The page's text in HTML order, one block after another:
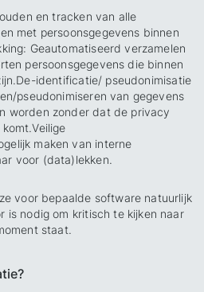
en tracken van alle
met persoonsgegevens binnen
: Geautomatiseerd verzamelen
persoonsgegevens die binnen
De-identificatie/ pseudonimisatie
pseudonimiseren van gegevens
worden zonder dat de privacy
komt.Veilige
maken van interne
voor (data)lekken.
voor bepaalde software natuurlijk
is nodig om kritisch te kijken naar
staat.